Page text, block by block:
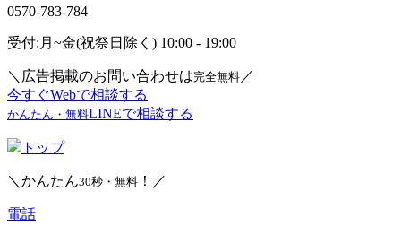
0570-783-784
受付:月~金(祝祭日除く) 10:00 - 19:00
＼広告掲載のお問い合わせは完全無料 ／
今すぐWebで相談する
かんたん・無料LINEで相談する
トップ
＼かんたん30秒・無料 ！／
電話